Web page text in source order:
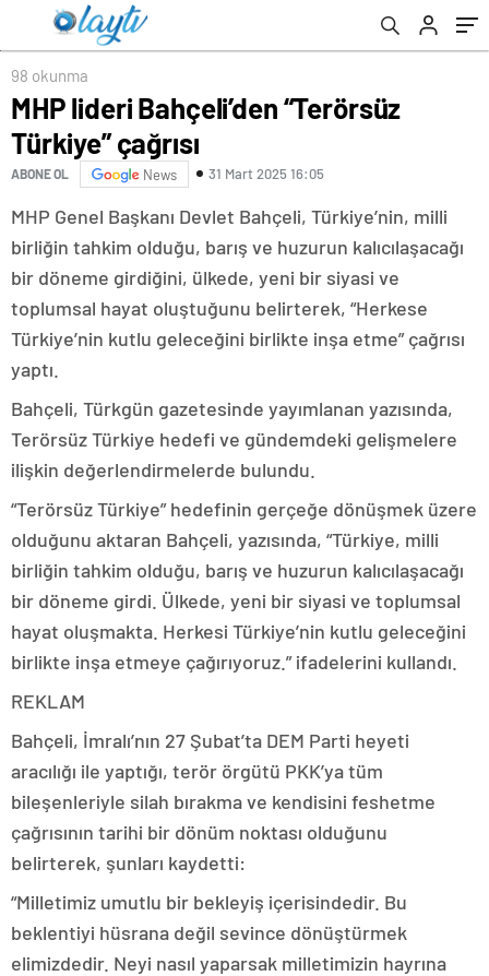
98 okunma
MHP lideri Bahçeli’den “Terörsüz
Türkiye” çağrısı
ABONE OL News 31 Mart 2025 16:05
MHP Genel Başkanı Devlet Bahçeli, Türkiye’nin, milli
birliğin tahkim olduğu, barış ve huzurun kalıcılaşacağı
bir döneme girdiğini, ülkede, yeni bir siyasi ve
toplumsal hayat oluştuğunu belirterek, “Herkese
Türkiye’nin kutlu geleceğini birlikte inşa etme” çağrısı
yaptı.
Bahçeli, Türkgün gazetesinde yayımlanan yazısında,
Terörsüz Türkiye hedefi ve gündemdeki gelişmelere
ilişkin değerlendirmelerde bulundu.
“Terörsüz Türkiye” hedefinin gerçeğe dönüşmek üzere
olduğunu aktaran Bahçeli, yazısında, “Türkiye, milli
birliğin tahkim olduğu, barış ve huzurun kalıcılaşacağı
bir döneme girdi. Ülkede, yeni bir siyasi ve toplumsal
hayat oluşmakta. Herkesi Türkiye’nin kutlu geleceğini
birlikte inşa etmeye çağırıyoruz.” ifadelerini kullandı.
REKLAM
Bahçeli, İmralı’nın 27 Şubat’ta DEM Parti heyeti
aracılığı ile yaptığı, terör örgütü PKK’ya tüm
bileşenleriyle silah bırakma ve kendisini feshetme
çağrısının tarihi bir dönüm noktası olduğunu
belirterek, şunları kaydetti:
“Milletimiz umutlu bir bekleyiş içerisindedir. Bu
beklentiyi hüsrana değil sevince dönüştürmek
elimizdedir. Neyi nasıl yaparsak milletimizin hayrına